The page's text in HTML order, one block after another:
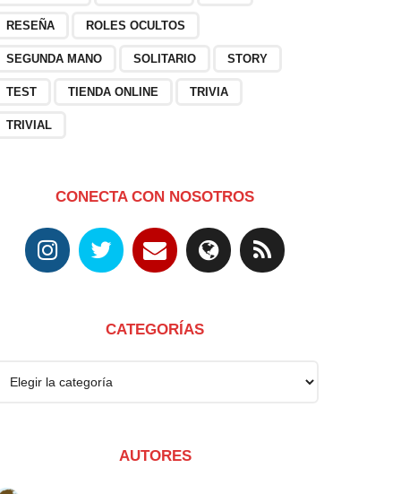
RESEÑA ROLES OCULTOS
SEGUNDA MANO SOLITARIO STORY
TEST TIENDA ONLINE TRIVIA
TRIVIAL
CONECTA CON NOSOTROS
CATEGORÍAS
AUTORES